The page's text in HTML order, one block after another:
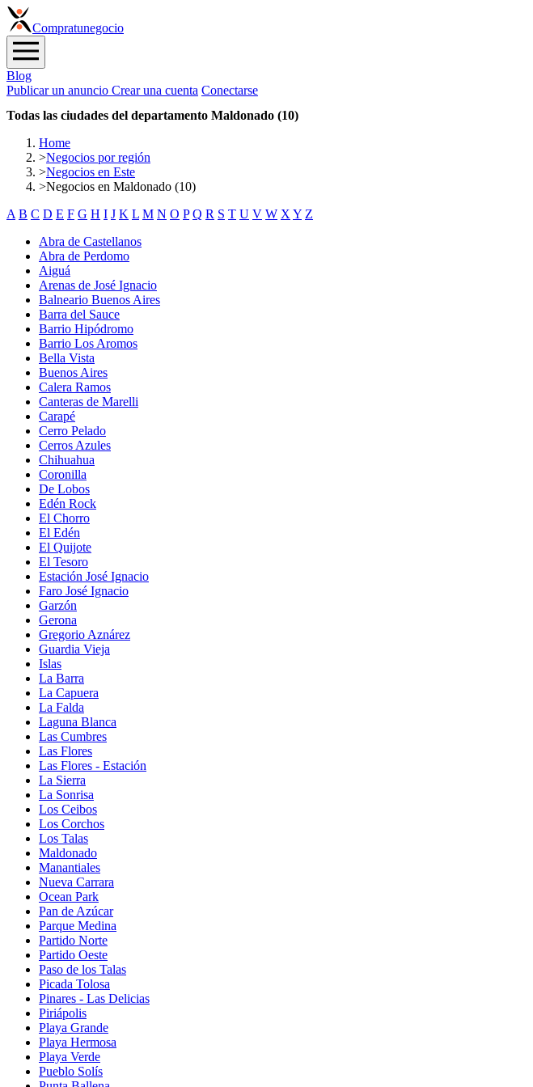
Compratunegocio
Blog
Publicar un anuncio Crear una cuenta Conectarse
Todas las ciudades del departamento Maldonado (10)
Home
>Negocios por región
>Negocios en Este
>Negocios en Maldonado (10)
A B C D E F G H I J K L M N O P Q R S T U V W X Y Z
Abra de Castellanos
Abra de Perdomo
Aiguá
Arenas de José Ignacio
Balneario Buenos Aires
Barra del Sauce
Barrio Hipódromo
Barrio Los Aromos
Bella Vista
Buenos Aires
Calera Ramos
Canteras de Marelli
Carapé
Cerro Pelado
Cerros Azules
Chihuahua
Coronilla
De Lobos
Edén Rock
El Chorro
El Edén
El Quijote
El Tesoro
Estación José Ignacio
Faro José Ignacio
Garzón
Gerona
Gregorio Aznárez
Guardia Vieja
Islas
La Barra
La Capuera
La Falda
Laguna Blanca
Las Cumbres
Las Flores
Las Flores - Estación
La Sierra
La Sonrisa
Los Ceibos
Los Corchos
Los Talas
Maldonado
Manantiales
Nueva Carrara
Ocean Park
Pan de Azúcar
Parque Medina
Partido Norte
Partido Oeste
Paso de los Talas
Picada Tolosa
Pinares - Las Delicias
Piriápolis
Playa Grande
Playa Hermosa
Playa Verde
Pueblo Solís